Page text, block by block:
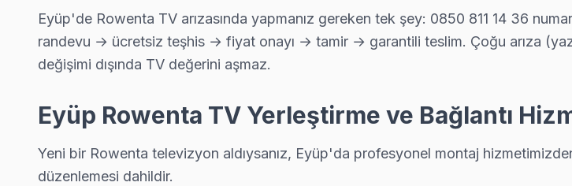
Eyüp'da Esentepe mahallesi Rowenta kullanıcıları arıza sonrası en çok ne soruyor? "Ne kadar sürer?"
Rowenta Servis Merkezi →
Güzeltepe Rowenta Servis
Güzeltepe Rowenta Açılmıyor Arıza →
İhsaniye Rowenta Servis
Rowenta TV'niz İhsaniye'de arıza yaptıysa taşımanıza gerek yok — teknik ekibimiz İhsaniye adresine
Eyüp'de Rowenta TV arızasında yapmanız gereken tek şey: 0850 811 14 36
randevu → ücretsiz teşhis → fiyat onayı → tamir → garantili teslim. Çoğu arıza
değişimi dışında TV değerini aşmaz.
Eyüp Rowenta TV Yerleştirme ve Bağlantı
Yeni bir Rowenta televizyon aldıysanız, Eyüp'da profesyonel montaj
düzenlemesi dahildir.